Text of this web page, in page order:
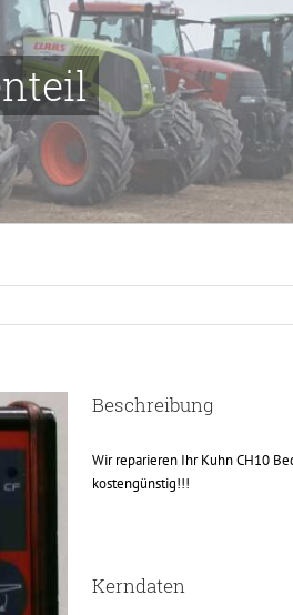
Beschreibung
Wir reparieren Ihr Kuhn CH10
kostengünstig!!!
Kerndaten